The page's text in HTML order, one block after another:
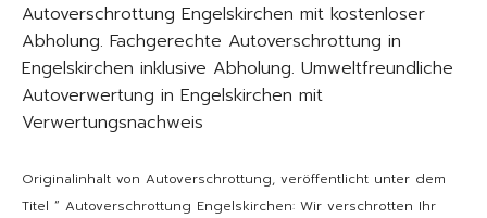
Autoverschrottung Engelskirchen mit kostenloser
Abholung. Fachgerechte Autoverschrottung in
Engelskirchen inklusive Abholung. Umweltfreundliche
Autoverwertung in Engelskirchen mit
Verwertungsnachweis
Originalinhalt von Autoverschrottung, veröffentlicht unter dem
Titel “ Autoverschrottung Engelskirchen: Wir verschrotten Ihr